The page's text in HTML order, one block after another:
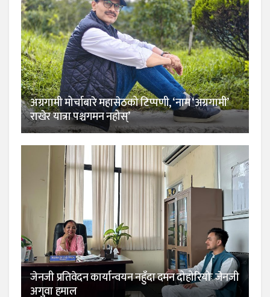
अग्रगामी मोर्चाबारे महासेठको टिप्पणी, ‘नाम ‘अग्रगामी’
राखेर यात्रा पश्चगमन नहोस्’
जेनजी प्रतिवेदन कार्यान्वयन नहुँदा दमन दोहोरियोः जेनजी
अगुवा हमाल